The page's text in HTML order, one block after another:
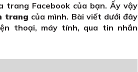
trang Facebook của bạn. Ấy vậy
trang của mình. Bài viết dưới đây
thoại, máy tính, qua tin nhắn